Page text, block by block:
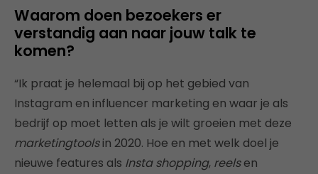
Waarom doen bezoekers er
verstandig aan naar jouw talk te
komen?
“Ik praat je helemaal bij op het gebied van
Instagram en influencer marketing en waar je als
bedrijf op moet letten als je wilt groeien met deze
marketingtoolsin 2020. Hoe en met welk doel je
nieuwe features als Insta shopping, reelsen